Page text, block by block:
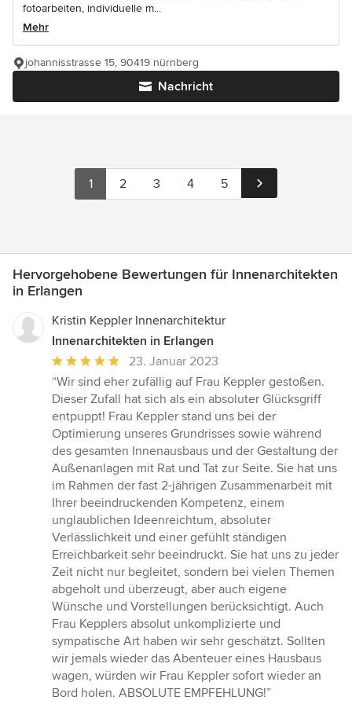
fotoarbeiten, individuelle m...
Mehr
Nachricht
johannisstrasse 15, 90419 nürnberg
1 2 3 4 5
Hervorgehobene Bewertungen für Innenarchitekten
in Erlangen
Kristin Keppler Innenarchitektur
Innenarchitekten in Erlangen
Durchschnittliche
Bewertung:
5
von
5
Sternen
23. Januar 2023
“Wir sind eher zufällig auf Frau Keppler gestoßen.
Dieser Zufall hat sich als ein absoluter Glücksgriff
entpuppt! Frau Keppler stand uns bei der
Optimierung unseres Grundrisses sowie während
des gesamten Innenausbaus und der Gestaltung der
Außenanlagen mit Rat und Tat zur Seite. Sie hat uns
im Rahmen der fast 2-jährigen Zusammenarbeit mit
Ihrer beeindruckenden Kompetenz, einem
unglaublichen Ideenreichtum, absoluter
Verlässlichkeit und einer gefühlt ständigen
Erreichbarkeit sehr beeindruckt. Sie hat uns zu jeder
Zeit nicht nur begleitet, sondern bei vielen Themen
abgeholt und überzeugt, aber auch eigene
Wünsche und Vorstellungen berücksichtigt. Auch
Frau Kepplers absolut unkomplizierte und
sympatische Art haben wir sehr geschätzt. Sollten
wir jemals wieder das Abenteuer eines Hausbaus
wagen, würden wir Frau Keppler sofort wieder an
Bord holen. ABSOLUTE EMPFEHLUNG!”